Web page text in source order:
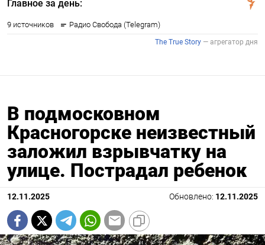
В подмосковном
Красногорске неизвестный
заложил взрывчатку на
улице. Пострадал ребенок
12.11.2025 Обновлено: 12.11.2025